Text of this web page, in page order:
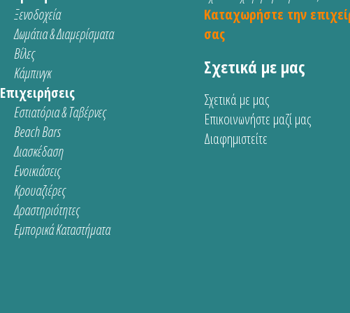
Ξενοδοχεία
Δωμάτια & Διαμερίσματα
Βίλες
Κάμπινγκ
Επιχειρήσεις
Εστιατόρια & Ταβέρνες
Beach Bars
Διασκέδαση
Ενοικιάσεις
Κρουαζιέρες
Δραστηριότητες
Εμπορικά Καταστήματα
Καταχωρήστε την
σας
Σχετικά με μας
Σχετικά με μας
Επικοινωνήστε μαζί μας
Διαφημιστείτε